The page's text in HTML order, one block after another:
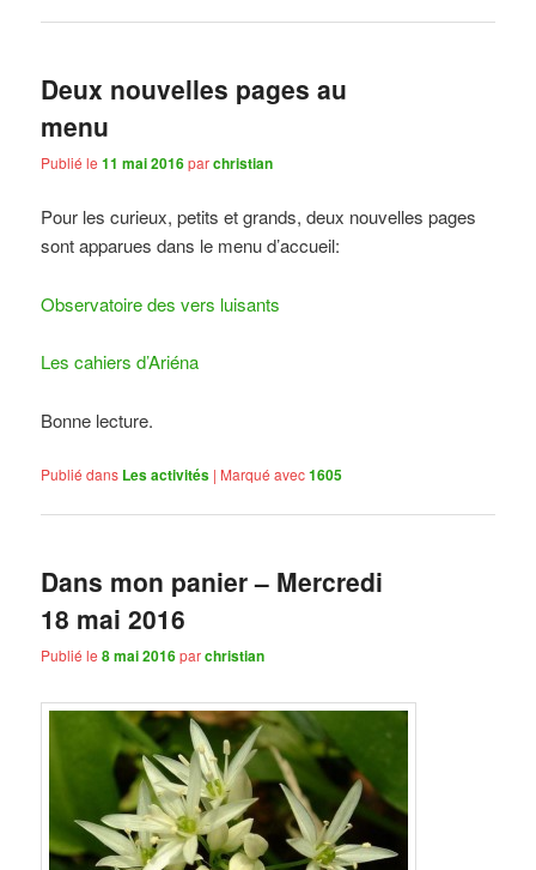
Deux nouvelles pages au
menu
Publié le11 mai 2016parchristian
Pour les curieux, petits et grands, deux nouvelles pages
sont apparues dans le menu d’accueil:
Observatoire des vers luisants
Les cahiers d’Ariéna
Bonne lecture.
Publié dans Les activités | Marqué avec1605
Dans mon panier – Mercredi
18 mai 2016
Publié le8 mai 2016parchristian